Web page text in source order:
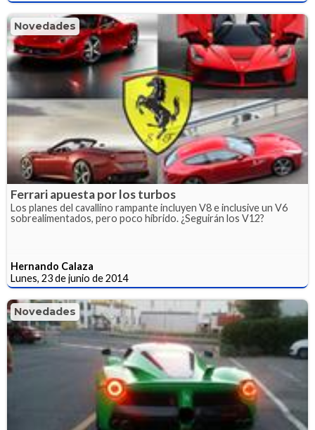
Novedades
Ferrari apuesta por los turbos
Los planes del cavallino rampante incluyen V8 e inclusive un V6
sobrealimentados, pero poco híbrido. ¿Seguirán los V12?
Hernando Calaza
Lunes, 23 de junio de 2014
Novedades